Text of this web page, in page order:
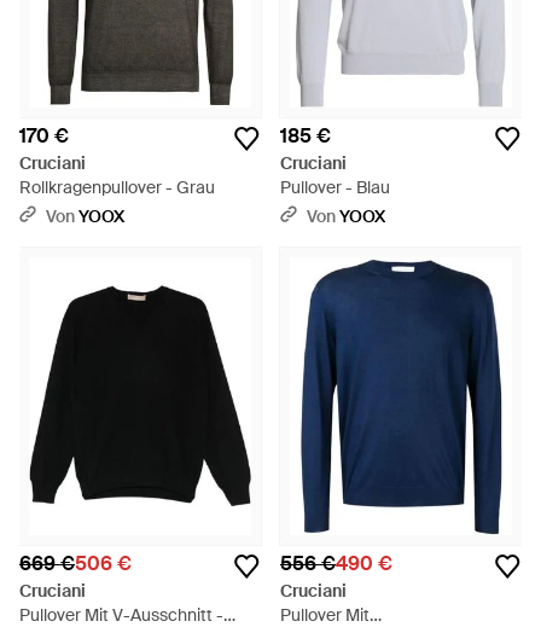
170 €
Cruciani
Rollkragenpullover - Grau
VonYOOX
185 €
Cruciani
Pullover - Blau
VonYOOX
669 €506 €
Cruciani
Pullover Mit V-Ausschnitt -
556 €490 €
Cruciani
Pullover Mit